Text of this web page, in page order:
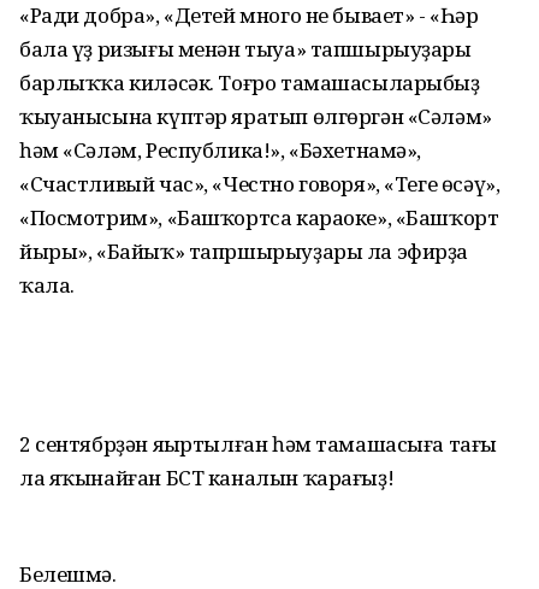
«Ради добра», «Детей много не бывает» - «Һәр
бала үҙ ризығы менән тыуа» тапшырыуҙары
барлыҡҡа киләсәк. Тоғро тамашасыларыбыҙ
ҡыуанысына күптәр яратып өлгөргән «Сәләм»
һәм «Сәләм, Республика!», «Бәхетнамә»,
«Счастливый час», «Честно говоря», «Теге өсәү»,
«Посмотрим», «Башҡортса караоке», «Башҡорт
йыры», «Байыҡ» тапршырыуҙары ла эфирҙа
ҡала.
2 сентябрҙән яңыртылған һәм тамашасыға тағы
ла яҡынайған БСТ каналын ҡарағыҙ!
Белешмә.